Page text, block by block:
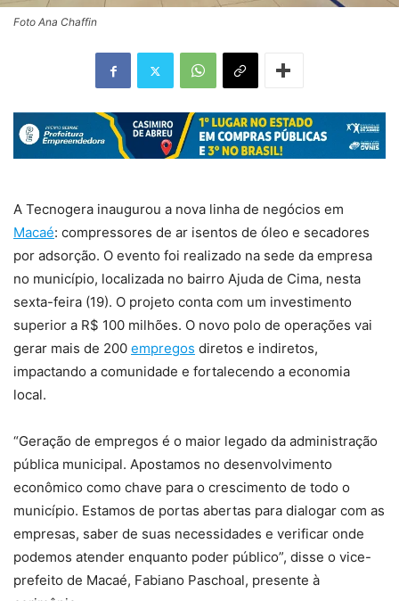
Foto Ana Chaffin
A Tecnogera inaugurou a nova linha de negócios em
Macaé: compressores de ar isentos de óleo e secadores
por adsorção. O evento foi realizado na sede da empresa
no município, localizada no bairro Ajuda de Cima, nesta
sexta-feira (19). O projeto conta com um investimento
superior a R$ 100 milhões. O novo polo de operações vai
gerar mais de 200 empregos diretos e indiretos,
impactando a comunidade e fortalecendo a economia
local.
“Geração de empregos é o maior legado da administração
pública municipal. Apostamos no desenvolvimento
econômico como chave para o crescimento de todo o
município. Estamos de portas abertas para dialogar com as
empresas, saber de suas necessidades e verificar onde
podemos atender enquanto poder público”, disse o vice-
prefeito de Macaé, Fabiano Paschoal, presente à